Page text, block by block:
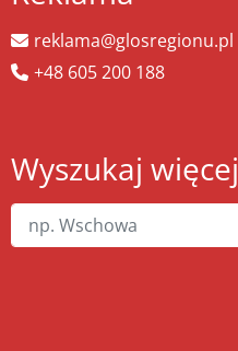
reklama@glosregionu.pl
+48 605 200 188
Wyszukaj więcej